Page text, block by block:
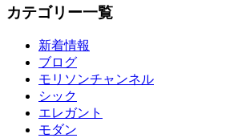
カテゴリー一覧
新着情報
ブログ
モリソンチャンネル
シック
エレガント
モダン